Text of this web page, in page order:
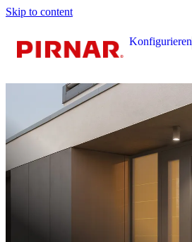
Skip to content
Konfigurieren